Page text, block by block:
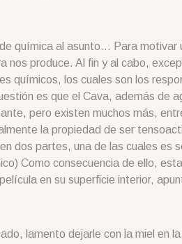
química al asunto… Para motivar
nos produce. Al fin y al cabo,
químicos, los cuales son los
es que el Cava, además de
pero existen muchos más,
la propiedad de ser
dos partes, una de las cuales es
Como consecuencia de ello,
en su superficie interior,
lamento dejarle con la miel en